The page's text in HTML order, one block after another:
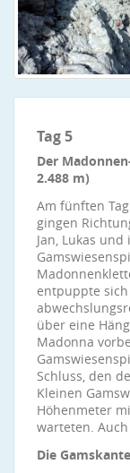
Tag 5
Der
2.488 m)
Am fünften
gingen
Jan, Lukas
entpuppte
über eine
Madonna
Schluss, den
Kleinen
Höhenmeter
warteten.
Die